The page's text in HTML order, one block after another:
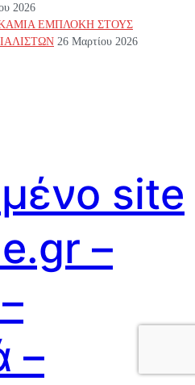
2026
ΕΜΠΛΟΚΗ ΣΤΟΥΣ
26 Μαρτίου 2026
site
–
–